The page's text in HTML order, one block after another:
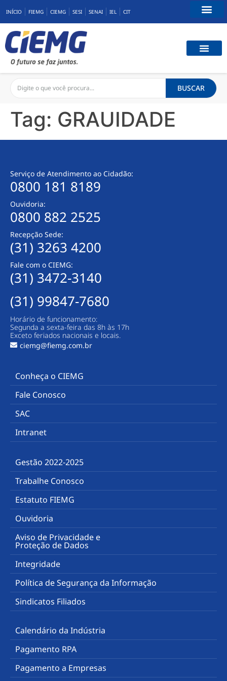
INÍCIO FIEMG CIEMG SESI SENAI IEL CIT
BUSCAR
Tag: GRAUIDADE
Serviço de Atendimento ao Cidadão:
0800 181 8189
Ouvidoria:
0800 882 2525
Recepção Sede:
(31) 3263 4200
Fale com o CIEMG:
(31) 3472-3140
(31) 99847-7680
Horário de funcionamento:
Segunda a sexta-feira das 8h às 17h
Exceto feriados nacionais e locais.
ciemg@fiemg.com.br
Conheça o CIEMG
Fale Conosco
SAC
Intranet
Gestão 2022-2025
Trabalhe Conosco
Estatuto FIEMG
Ouvidoria
Aviso de Privacidade e
Proteção de Dados
Integridade
Política de Segurança da Informação
Sindicatos Filiados
Calendário da Indústria
Pagamento RPA
Pagamento a Empresas